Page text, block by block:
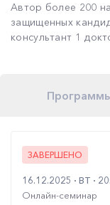
Автор более 200
защищенных
консультант 1
ЗАВЕРШЕНО
16.12.2025 ВТ
Онлайн-семинар